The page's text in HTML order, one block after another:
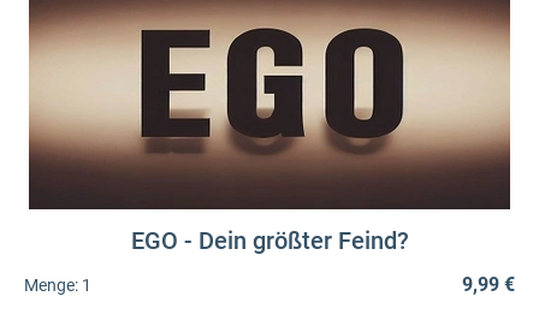
EGO - Dein größter Feind?
Menge: 1
9,99 €